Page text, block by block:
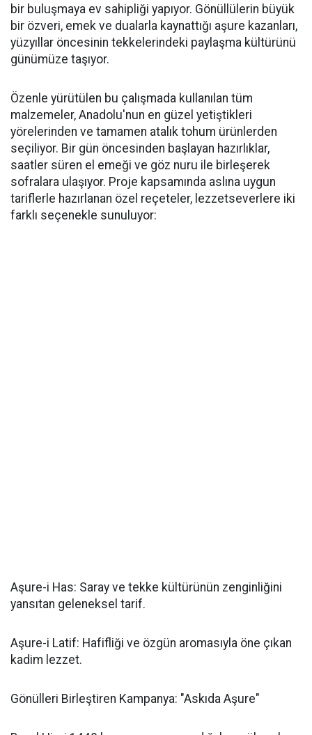
bir buluşmaya ev sahipliği yapıyor. Gönüllülerin büyük
bir özveri, emek ve dualarla kaynattığı aşure kazanları,
yüzyıllar öncesinin tekkelerindeki paylaşma kültürünü
günümüze taşıyor.
Özenle yürütülen bu çalışmada kullanılan tüm
malzemeler, Anadolu'nun en güzel yetiştikleri
yörelerinden ve tamamen atalık tohum ürünlerden
seçiliyor. Bir gün öncesinden başlayan hazırlıklar,
saatler süren el emeği ve göz nuru ile birleşerek
sofralara ulaşıyor. Proje kapsamında aslına uygun
tariflerle hazırlanan özel reçeteler, lezzetseverlere iki
farklı seçenekle sunuluyor:
Aşure-i Has: Saray ve tekke kültürünün zenginliğini
yansıtan geleneksel tarif.
Aşure-i Latif: Hafifliği ve özgün aromasıyla öne çıkan
kadim lezzet.
Gönülleri Birleştiren Kampanya: "Askıda Aşure"